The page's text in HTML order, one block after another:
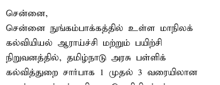
சென்னை,
சென்னை நுங்கம்பாக்கத்தில் உள்ள மாநிலக்
கல்வியியல் ஆராய்ச்சி மற்றும் பயிற்சி
நிறுவனத்தில், தமிழ்நாடு அரசு பள்ளிக்
கல்வித்துறை சார்பாக 1 முதல் 3 வரையிலான